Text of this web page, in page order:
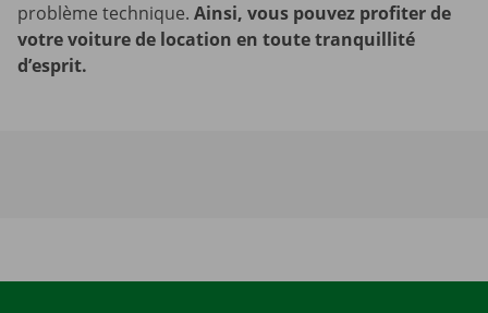
problème technique. Ainsi, vous pouvez profiter de
votre voiture de location en toute tranquillité
d’esprit.